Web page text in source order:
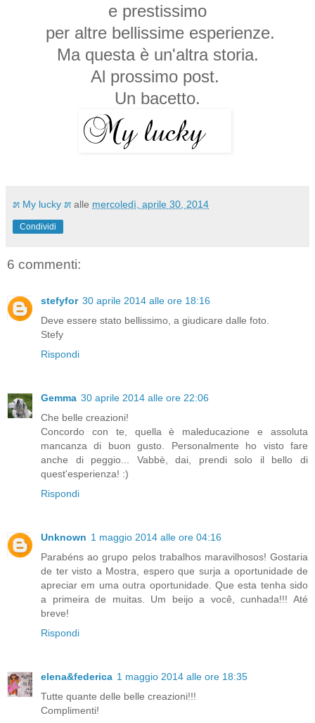
e prestissimo
per altre bellissime esperienze.
Ma questa è un'altra storia.
Al prossimo post.
Un bacetto.
೫ My lucky ೫ alle mercoledì, aprile 30, 2014
Condividi
6 commenti:
stefyfor 30 aprile 2014 alle ore 18:16
Deve essere stato bellissimo, a giudicare dalle foto.
Stefy
Rispondi
Gemma 30 aprile 2014 alle ore 22:06
Che belle creazioni!
Concordo con te, quella è maleducazione e assoluta
mancanza di buon gusto. Personalmente ho visto fare
anche di peggio... Vabbè, dai, prendi solo il bello di
quest'esperienza! :)
Rispondi
Unknown 1 maggio 2014 alle ore 04:16
Parabéns ao grupo pelos trabalhos maravilhosos! Gostaria
de ter visto a Mostra, espero que surja a oportunidade de
apreciar em uma outra oportunidade. Que esta tenha sido
a primeira de muitas. Um beijo a você, cunhada!!! Até
breve!
Rispondi
elena&federica 1 maggio 2014 alle ore 18:35
Tutte quante delle belle creazioni!!!
Complimenti!